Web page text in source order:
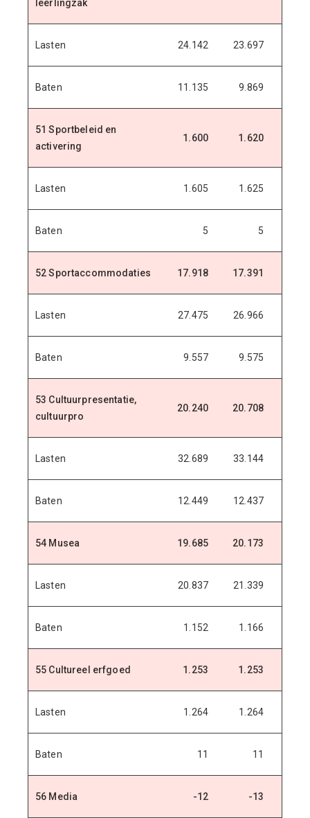
leerlingzak
Lasten 24.142 23.697
Baten 11.135 9.869
51 Sportbeleid en
activering
1.600 1.620
Lasten 1.605 1.625
Baten 5 5
52 Sportaccommodaties 17.918 17.391
Lasten 27.475 26.966
Baten 9.557 9.575
53 Cultuurpresentatie,
cultuurpro
20.240 20.708
Lasten 32.689 33.144
Baten 12.449 12.437
54 Musea 19.685 20.173
Lasten 20.837 21.339
Baten 1.152 1.166
55 Cultureel erfgoed 1.253 1.253
Lasten 1.264 1.264
Baten 11 11
56 Media -12 -13